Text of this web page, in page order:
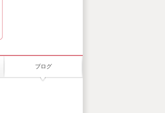
ブログ